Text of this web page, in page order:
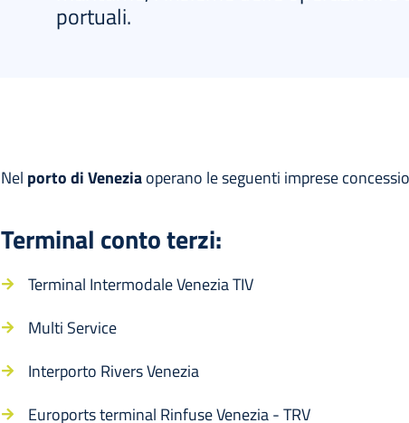
portuali.
Nel porto di Veneziaoperano le seguenti imprese
Terminal conto terzi:
Terminal Intermodale Venezia TIV
Multi Service
Interporto Rivers Venezia
Euroports terminal Rinfuse Venezia - TRV